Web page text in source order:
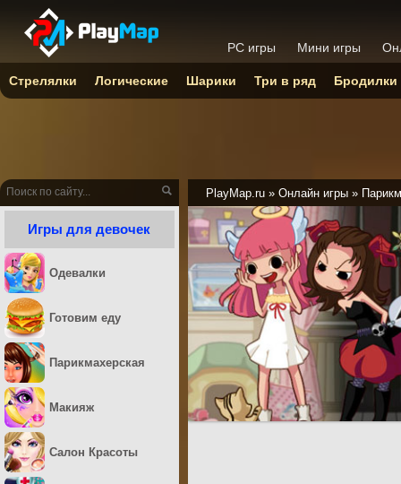
PlayMap.ru » Онлайн игры »
Игры для девочек
Одевалки
Готовим еду
Парикмахерская
Макияж
Салон Красоты
PC игры Мини игры
Стрелялки Логические Шарики Три в ряд Бродилки